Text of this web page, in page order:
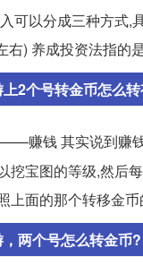
可以分成三种方式,
) 养成投资法指的是
2个号转金币怎么
赚钱 其实说到赚
挖宝图的等级,然后
上面的那个转移金币
两个号怎么转金币?